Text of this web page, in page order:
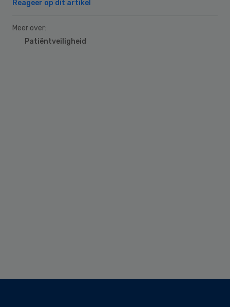
Reageer op dit artikel
Meer over:
Patiëntveiligheid